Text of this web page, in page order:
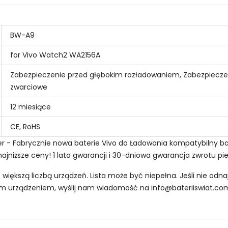
BW-A9
for Vivo Watch2 WA2156A
Zabezpieczenie przed głębokim rozładowaniem,
zwarciowe
12 miesiące
CE, RoHS
- Fabrycznie nowa baterie Vivo do Ładowania kompatybilny
ceny! 1 lata gwarancji i 30-dniowa gwarancja zwrotu
liczbą urządzeń. Lista może być niepełna. Jeśli nie
urządzeniem, wyślij nam wiadomość na